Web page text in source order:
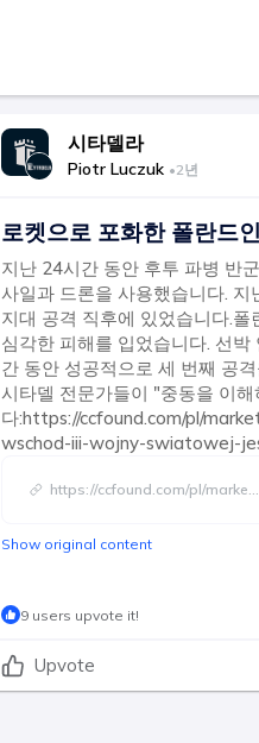
시타델라
Piotr Luczuk •2년
로켓으로 포화한 폴란드
지난 24시간 동안 후투 파병 반
사일과 드론을 사용했습니다.
지대 공격 직후에 있었습니다.
심각한 피해를 입었습니다. 선
간 동안 성공적으로 세 번째 공
시타델 전문가들이 "중동을 이
다:https://ccfound.com/pl/
wschod-iii-wojny-swiatowej-
https://ccfound.com/pl/marke...
Show original content
9 users upvote it!
Upvote